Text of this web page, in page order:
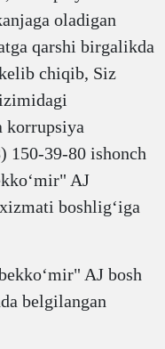
oladigan
qarshi birgalikda
chiqib, Siz
korrupsiya
150-39-80 ishonch
AJ
boshligʻiga
AJ bosh
belgilangan